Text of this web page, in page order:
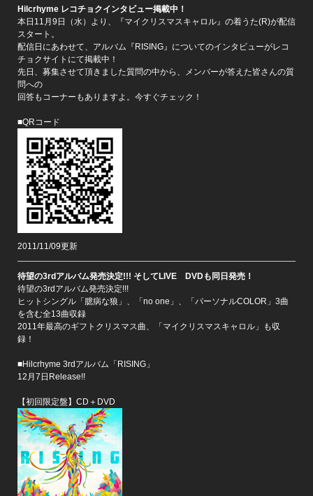
Hilcrhyme レコチョクインタビュー掲載中！
本日11月9日（水）より、『マイクリスマスキャロル』の着うた(R)が配信
スタート。
配信日にあわせて、アルバム『RISING』についてのインタビューがレコ
チョクサイトにて掲載中！
先日、募集させて頂きました質問の中から、メンバーが答えた皆さんの質
問への
回答もコーナーもありますよ。今すぐチェック！
■QRコード
2011/11/09更新
待望の3rdアルバム発売決定!!! そしてLIVE DVDも同日発売！
待望の3rdアルバム発売決定!!!
ヒットシングル「臆病な狼」、「no one」、「パーソナルCOLOR」3曲
を含む全13曲収録
2011年最高のギフトクリスマス曲、「マイクリスマスキャロル」も収
録！
■Hilcrhyme 3rdアルバム「RISING」
12月7日Release!!
【初回限定盤】CD＋DVD